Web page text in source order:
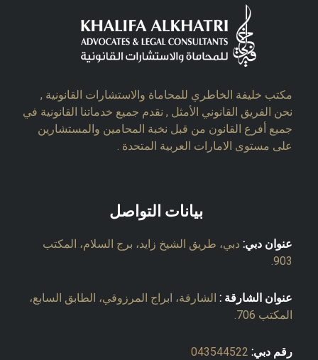
مكتب خليفة الخاطري للمحاماة والاستشارات القانونية ,
نحن الفريق القانوني الأمثل , نقدم جميع خدماتنا القانونية في
جميع أفرع القانون من قبل نخبة المحامين والمستشارين
على مستوى الامارات العربية المتحدة .
بيانات التواصل
عنوان دبي: دبي، طريق الشيخ زايد، برج السلام، المكتب
903.
عنوان الشارقة : الشارقة، ابراج المرزوقي، الطابق السابع،
المكتب 706.
رقم دبي: 043544522